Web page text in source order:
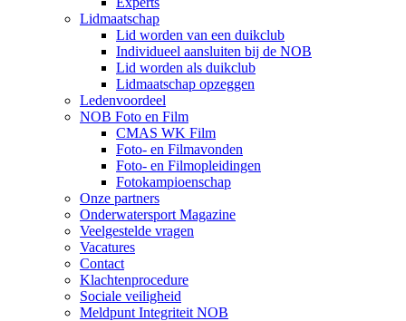
Lidmaatschap
Lid worden van een duikclub
Individueel aansluiten bij de NOB
Lid worden als duikclub
Lidmaatschap opzeggen
Ledenvoordeel
NOB Foto en Film
CMAS WK Film
Foto- en Filmavonden
Foto- en Filmopleidingen
Fotokampioenschap
Onze partners
Onderwatersport Magazine
Veelgestelde vragen
Vacatures
Contact
Klachtenprocedure
Sociale veiligheid
Meldpunt Integriteit NOB